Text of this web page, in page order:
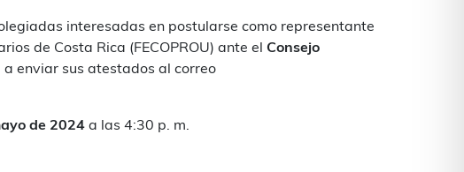
interesadas en postularse como representante
de Costa Rica (FECOPROU) ante el Consejo
a enviar sus atestados al correo
de 2024 a las 4:30 p. m.